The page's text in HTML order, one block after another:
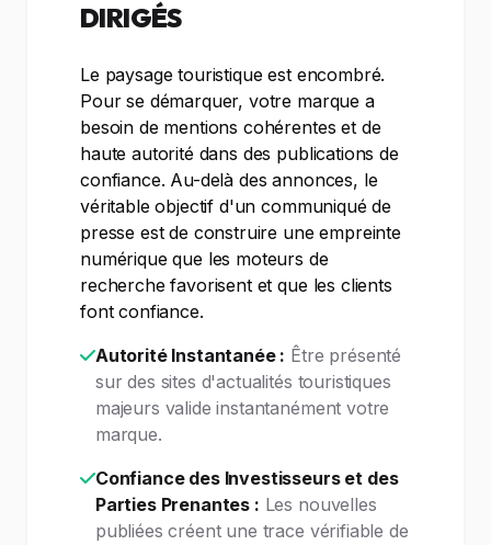
DIRIGÉS
Le paysage touristique est encombré.
Pour se démarquer, votre marque a
besoin de mentions cohérentes et de
haute autorité dans des publications de
confiance. Au-delà des annonces, le
véritable objectif d'un communiqué de
presse est de construire une empreinte
numérique que les moteurs de
recherche favorisent et que les clients
font confiance.
Autorité Instantanée : Être présenté
sur des sites d'actualités touristiques
majeurs valide instantanément votre
marque.
Confiance des Investisseurs et des
Parties Prenantes : Les nouvelles
publiées créent une trace vérifiable de